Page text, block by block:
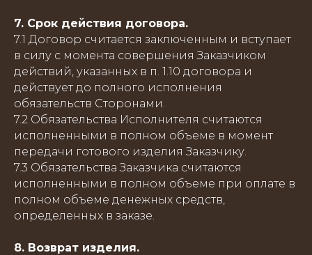
7. Срок действия договора.
7.1 Договор считается заключенным и вступает
в силу с момента совершения Заказчиком
действий, указанных в п. 1.10 договора и
действует до полного исполнения
обязательств Сторонами.
7.2 Обязательства Исполнителя считаются
исполненными в полном объеме в момент
передачи готового изделия Заказчику.
7.3 Обязательства Заказчика считаются
исполненными в полном объеме при оплате в
полном объеме денежных средств,
определенных в заказе.
8. Возврат изделия.